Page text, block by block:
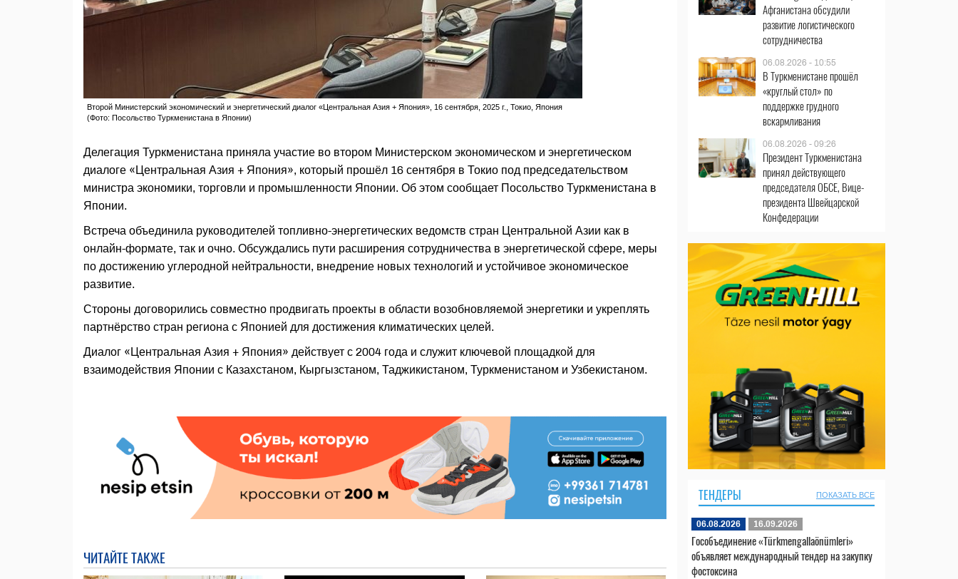
Второй Министерский экономический и энергетический диалог «Центральная Азия + Япония», 16 сентября, 2025 г., Токио, Япония
(Фото: Посольство Туркменистана в Японии)
Делегация Туркменистана приняла участие во втором Министерском экономическом и энергетическом
диалоге «Центральная Азия + Япония», который прошёл 16 сентября в Токио под председательством
министра экономики, торговли и промышленности Японии. Об этом сообщает Посольство Туркменистана в
Японии.
Встреча объединила руководителей топливно-энергетических ведомств стран Центральной Азии как в
онлайн-формате, так и очно. Обсуждались пути расширения сотрудничества в энергетической сфере, меры
по достижению углеродной нейтральности, внедрение новых технологий и устойчивое экономическое
развитие.
Стороны договорились совместно продвигать проекты в области возобновляемой энергетики и укреплять
партнёрство стран региона с Японией для достижения климатических целей.
Диалог «Центральная Азия + Япония» действует с 2004 года и служит ключевой площадкой для
взаимодействия Японии с Казахстаном, Кыргызстаном, Таджикистаном, Туркменистаном и Узбекистаном.
ЧИТАЙТЕ ТАКЖЕ
Афганистана обсудили
развитие логистического
сотрудничества
06.08.2026 - 10:55
В Туркменистане прошёл
«круглый стол» по
поддержке грудного
вскармливания
06.08.2026 - 09:26
Президент Туркменистана
принял действующего
председателя ОБСЕ, Вице-
президента Швейцарской
Конфедерации
ТЕНДЕРЫ ПОКАЗАТЬ ВСЕ
06.08.2026 16.09.2026
Гособъединение «Türkmengallaönümleri»
объявляет международный тендер на закупку
фостоксина